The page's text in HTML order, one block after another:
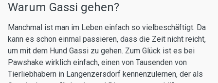
Warum Gassi gehen?
Manchmal ist man im Leben einfach so vielbeschäftigt. Da
kann es schon einmal passieren, dass die Zeit nicht reicht,
um mit dem Hund Gassi zu gehen. Zum Glück ist es bei
Pawshake wirklich einfach, einen von Tausenden von
Tierliebhabern in Langenzersdorf kennenzulernen, der als